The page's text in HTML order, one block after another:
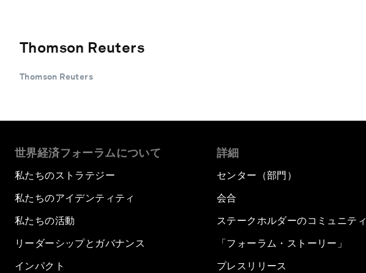
Thomson Reuters
Thomson Reuters
世界経済フォーラムについて
私たちのストラテジー
私たちのアイデンティティ
私たちの活動
リーダーシップとガバナンス
インパクト
詳細
センター（部門）
会合
ステークホルダーのコミュニティ
「フォーラム・ストーリー」
プレスリリース